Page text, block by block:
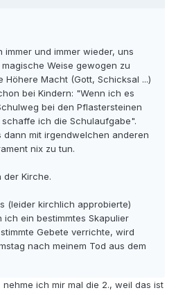
und immer wieder, uns
Weise gewogen zu
Höhere Macht (Gott, Schicksal ...)
bei Kindern: "Wenn ich es
bei den Pflastersteinen
ich die Schulaufgabe".
dann mit irgendwelchen anderen
nix zu tun.
der Kirche.
(leider kirchlich approbierte)
ich ein bestimmtes Skapulier
Gebete verrichte, wird
nach meinem Tod aus dem
ich mir mal die 2., weil das ist